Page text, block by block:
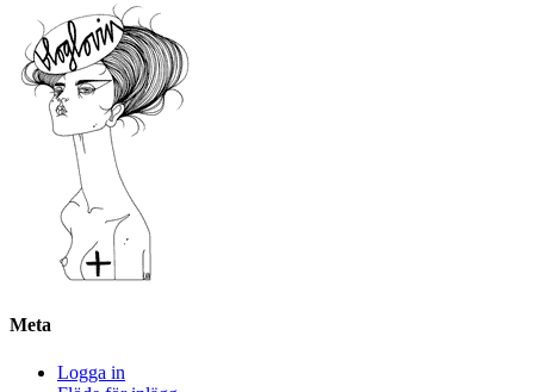
Meta
Logga in